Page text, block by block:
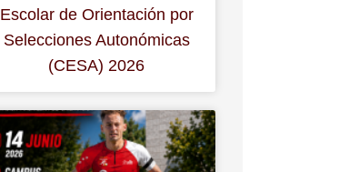
Escolar de Orientación por
Selecciones Autonómicas
(CESA) 2026